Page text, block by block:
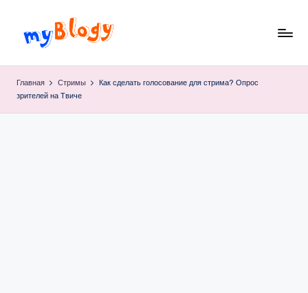
Перейти
y
B
простого
Главная Стримы
Как сделать голосование для стрима? Опрос
зрителей на Твиче